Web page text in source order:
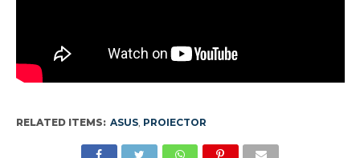
RELATED ITEMS: ASUS, PROIECTOR